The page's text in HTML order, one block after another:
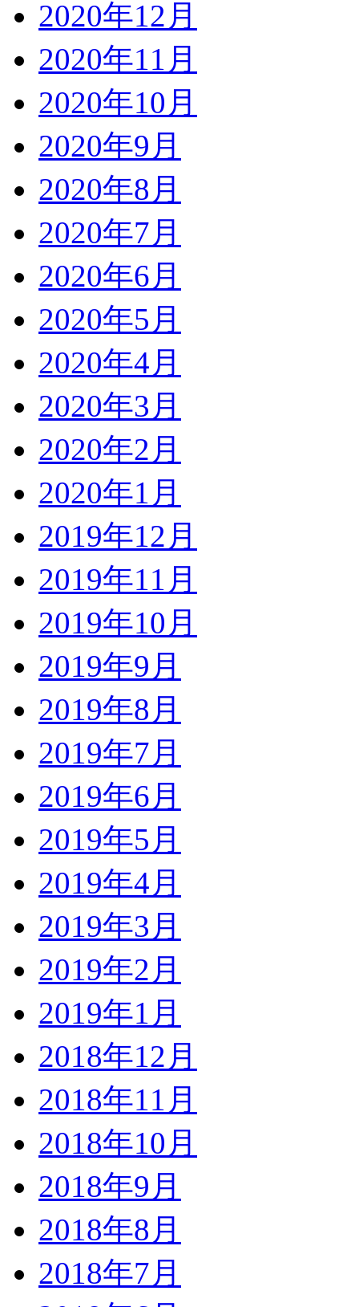
2020年12月
2020年11月
2020年10月
2020年9月
2020年8月
2020年7月
2020年6月
2020年5月
2020年4月
2020年3月
2020年2月
2020年1月
2019年12月
2019年11月
2019年10月
2019年9月
2019年8月
2019年7月
2019年6月
2019年5月
2019年4月
2019年3月
2019年2月
2019年1月
2018年12月
2018年11月
2018年10月
2018年9月
2018年8月
2018年7月